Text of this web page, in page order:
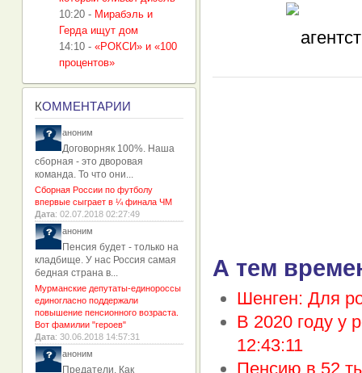
А тем
Шенген: Для
В 2020 году у
12:43:11
Пенсию в 52
10:20 - Мирабэль и
Герда ищут дом
14:10 - «РОКСИ» и «100
процентов»
КОММЕНТАРИИ
аноним
Договорняк 100%. Наша
сборная - это дворовая
команда. То что они...
Сборная России по футболу
впервые сыграет в ¼ финала ЧМ
Дата: 02.07.2018 02:27:49
аноним
Пенсия будет - только на
кладбище. У нас Россия самая
бедная страна в...
Мурманские депутаты-единороссы
единогласно поддержали
повышение пенсионного возраста.
Вот фамилии "героев"
Дата: 30.06.2018 14:57:31
аноним
Предатели. Как